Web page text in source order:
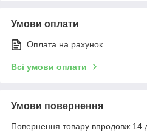
Умови оплати
Оплата на рахунок
Всі умови оплати
Умови повернення
Повернення товару впродовж 14